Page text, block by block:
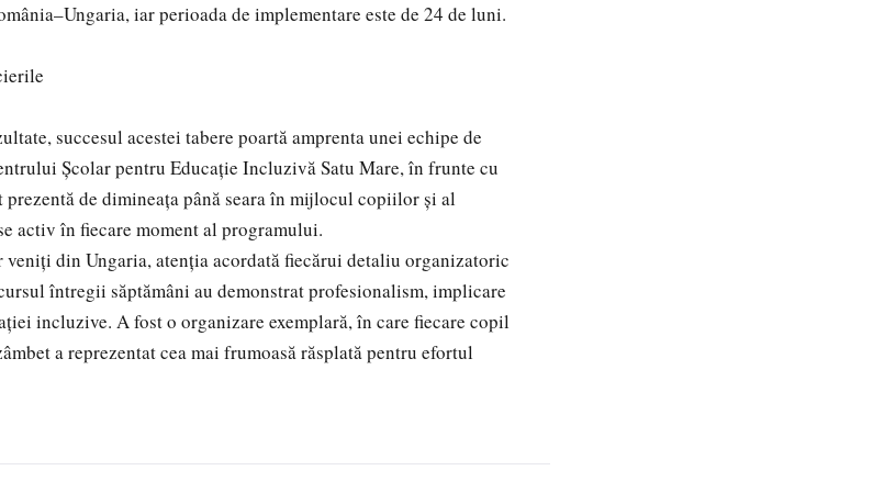
iar perioada de implementare este de 24 de luni.
succesul acestei tabere poartă amprenta unei echipe de
Școlar pentru Educație Incluzivă Satu Mare, în frunte cu
de dimineața până seara în mijlocul copiilor și al
activ în fiecare moment al programului.
din Ungaria, atenția acordată fiecărui detaliu organizatoric
întregii săptămâni au demonstrat profesionalism, implicare
incluzive. A fost o organizare exemplară, în care fiecare copil
a reprezentat cea mai frumoasă răsplată pentru efortul